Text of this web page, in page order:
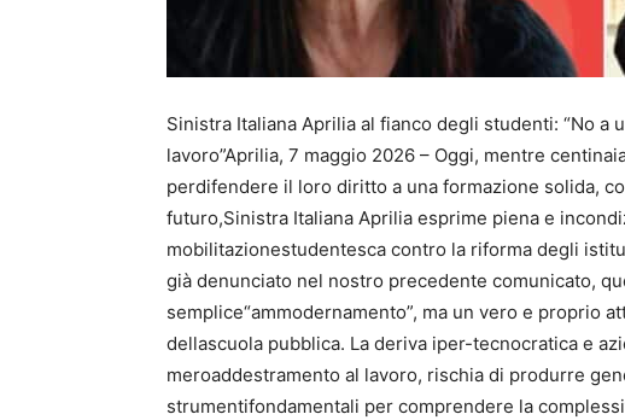
Sinistra Italiana Aprilia al fianco degli studenti: “No a
lavoro”Aprilia, 7 maggio 2026 – Oggi, mentre
perdifendere il loro diritto a una formazione solida,
futuro,Sinistra Italiana Aprilia esprime piena e
mobilitazionestudentesca contro la riforma degli
già denunciato nel nostro precedente comunicato,
semplice“ammodernamento”, ma un vero e proprio
dellascuola pubblica. La deriva iper-tecnocratica e
meroaddestramento al lavoro, rischia di produrre
strumentifondamentali per comprendere la